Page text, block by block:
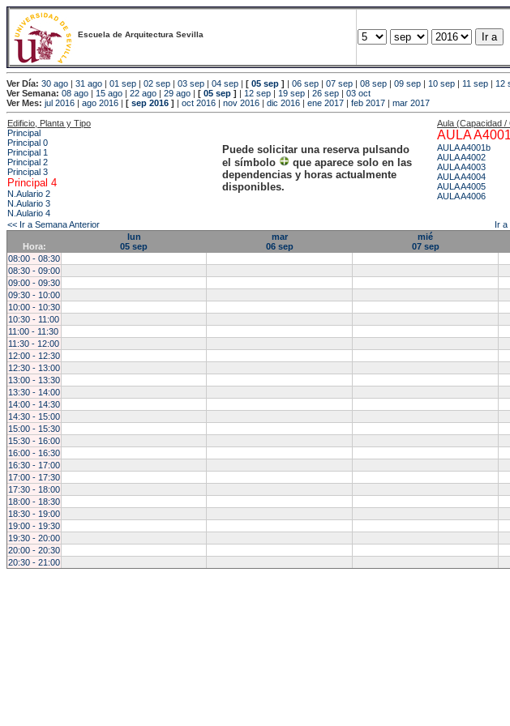
Escuela de Arquitectura Sevilla
Ver Día: 30 ago | 31 ago | 01 sep | 02 sep | 03 sep | 04 sep | [ 05 sep ] | 06 sep | 07 sep | 08 sep | 09 sep | 10 sep | 11 sep | 12
Ver Semana: 08 ago | 15 ago | 22 ago | 29 ago | [ 05 sep ] | 12 sep | 19 sep | 26 sep | 03 oct
Vista
Ver Mes: jul 2016 | ago 2016 | [ sep 2016 ] | oct 2016 | nov 2016 | dic 2016 | ene 2017 | feb 2017 | mar 2017
Edificio, Planta y Tipo
Principal
Principal 0
Principal 1
Principal 2
Principal 3
Principal 4
N.Aulario 2
N.Aulario 3
N.Aulario 4
Puede solicitar una reserva pulsando
el símbolo
que aparece solo en las
dependencias y horas actualmente
disponibles.
Aula (Capacidad /
AULA A4001
AULA A4001b
AULA A4002
AULA A4003
AULA A4004
AULA A4005
AULA A4006
<< Ir a Semana Anterior Ir
Hora:
lun
05 sep
mar
06 sep
mié
07 sep
08:00 - 08:30
08:30 - 09:00
09:00 - 09:30
09:30 - 10:00
10:00 - 10:30
10:30 - 11:00
11:00 - 11:30
11:30 - 12:00
12:00 - 12:30
12:30 - 13:00
13:00 - 13:30
13:30 - 14:00
14:00 - 14:30
14:30 - 15:00
15:00 - 15:30
15:30 - 16:00
16:00 - 16:30
16:30 - 17:00
17:00 - 17:30
17:30 - 18:00
18:00 - 18:30
18:30 - 19:00
19:00 - 19:30
19:30 - 20:00
20:00 - 20:30
20:30 - 21:00